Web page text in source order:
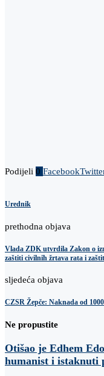
Podijeli 0 Facebook
Urednik
prethodna objava
Vlada ZDK utvrdila Zakon o
zaštiti civilnih žrtava rata i
sljedeća objava
CZSR Žepče: Naknada od
Ne propustite
Otišao je Edhem
humanist i istaknuti